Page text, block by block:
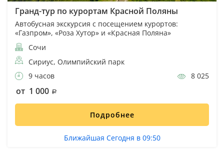
Гранд-тур по курортам Красной Поляны
Автобусная экскурсия с посещением курортов:
«Газпром», «Роза Хутор» и «Красная Поляна»
Сочи
Сириус, Олимпийский парк
9 часов
8 025
от 1 000
Подробнее
Ближайшая Сегодня в 09:50